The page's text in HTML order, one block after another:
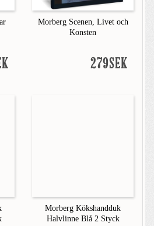
Morberg Scenen, Livet och
Konsten
279SEK
Morberg Kökshandduk
Halvlinne Blå 2 Styck